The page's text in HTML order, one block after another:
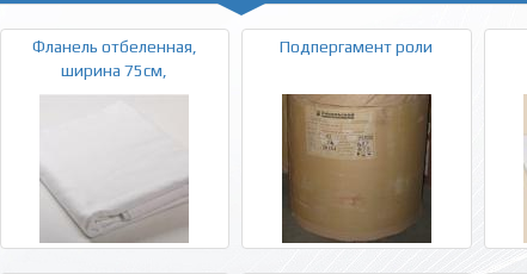
Фланель отбеленная,
ширина 75см,
Подпергамент роли